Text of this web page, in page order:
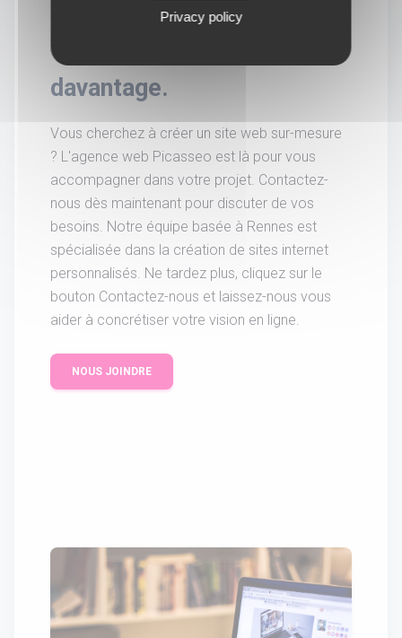
Vous souhaitez en savoir
davantage.
Vous cherchez à créer un site web sur-mesure
? L'agence web Picasseo est là pour vous
accompagner dans votre projet. Contactez-
nous dès maintenant pour discuter de vos
besoins. Notre équipe basée à Rennes est
spécialisée dans la création de sites internet
personnalisés. Ne tardez plus, cliquez sur le
bouton Contactez-nous et laissez-nous vous
aider à concrétiser votre vision en ligne.
NOUS JOINDRE
Privacy policy